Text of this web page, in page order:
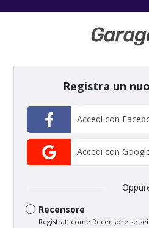
Registra un
Accedi con
Accedi con
Recensore
Registrati come Recensore se